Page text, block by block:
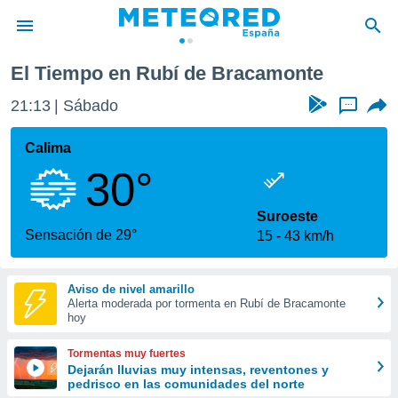
de
por
que se
calidad.
a este
las
y
forma
digital
basada
El Tiempo en Rubí de Bracamonte
21:13 Sábado ...
Calima
30°
Sensación de 29°
Suroeste
15
43 km/h
Aviso de nivel amarillo
Alerta moderada por tormenta en Rubí de Bracamonte
hoy
Tormentas muy fuertes
Dejarán lluvias muy intensas, reventones y
pedrisco en las comunidades del norte